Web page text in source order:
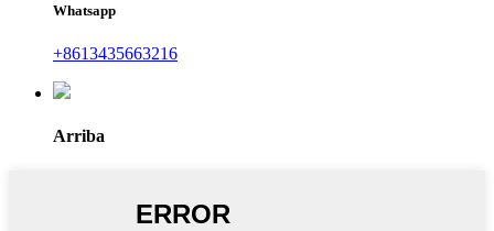
Whatsapp
+8613435663216
Arriba